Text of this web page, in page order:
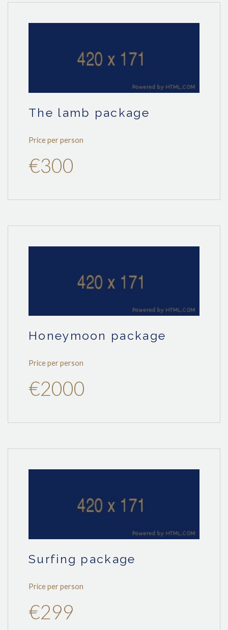
the lamb package
Price per person
€300
honeymoon package
Price per person
€2000
surfing package
Price per person
€299